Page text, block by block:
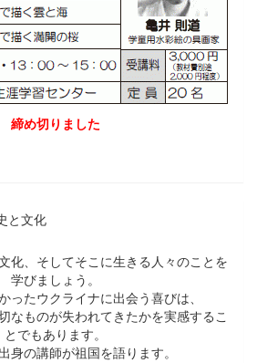
締め切りました
と文化
化、そしてそこに生きる人々のことを
学びましょう。
ったウクライナに出会う喜びは、
なものが失われてきたかを実感するこ
とでもあります。
身の講師が祖国を語ります。